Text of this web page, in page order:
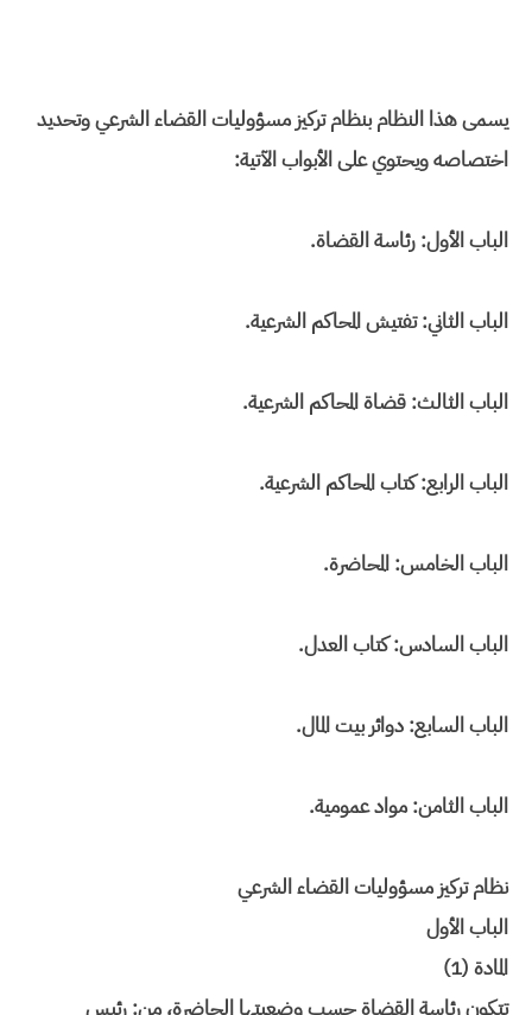
يسمى هذا النظام بنظام تركيز مسؤوليات القضاء الشرعي وتحديد
اختصاصه ويحتوي على الأبواب الآتية:
الباب الأول: رئاسة القضاة.
الباب الثاني: تفتيش المحاكم الشرعية.
الباب الثالث: قضاة المحاكم الشرعية.
الباب الرابع: كتاب المحاكم الشرعية.
الباب الخامس: المحاضرة.
الباب السادس: كتاب العدل.
الباب السابع: دوائر بيت المال.
الباب الثامن: مواد عمومية.
نظام تركيز مسؤوليات القضاء الشرعي
الباب الأول
المادة (1)
تتكون رئاسة القضاة حسب وضعيتها الحاضرة، من: رئيس